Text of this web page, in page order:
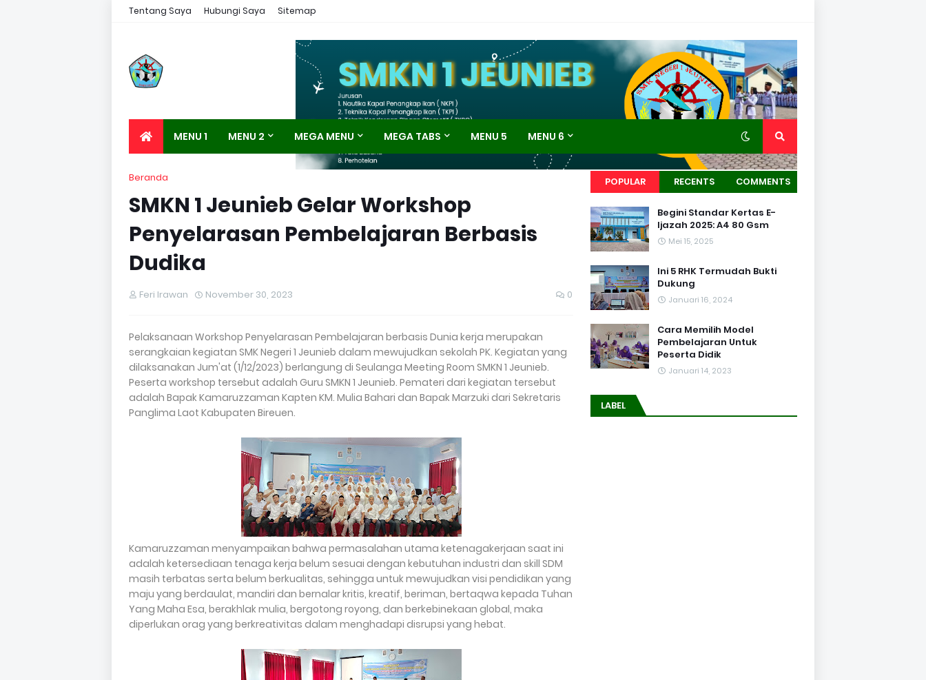
Tentang Saya Hubungi Saya Sitemap
MENU 1 MENU 2 MEGA MENU MEGA TABS MENU 5 MENU 6
Beranda
SMKN 1 Jeunieb Gelar Workshop
Penyelarasan Pembelajaran Berbasis
Dudika
Feri Irawan November 30, 2023 0
Pelaksanaan Workshop Penyelarasan Pembelajaran berbasis Dunia kerja merupakan
serangkaian kegiatan SMK Negeri 1 Jeunieb dalam mewujudkan sekolah PK. Kegiatan yang
dilaksanakan Jum'at (1/12/2023) berlangung di Seulanga Meeting Room SMKN 1 Jeunieb.
Peserta workshop tersebut adalah Guru SMKN 1 Jeunieb. Pemateri dari kegiatan tersebut
adalah Bapak Kamaruzzaman Kapten KM. Mulia Bahari dan Bapak Marzuki dari Sekretaris
Panglima Laot Kabupaten Bireuen.
Kamaruzzaman menyampaikan bahwa permasalahan utama ketenagakerjaan saat ini
adalah ketersediaan tenaga kerja belum sesuai dengan kebutuhan industri dan skill SDM
masih terbatas serta belum berkualitas, sehingga untuk mewujudkan visi pendidikan yang
maju yang berdaulat, mandiri dan bernalar kritis, kreatif, beriman, bertaqwa kepada Tuhan
Yang Maha Esa, berakhlak mulia, bergotong royong, dan berkebinekaan global, maka
diperlukan orag yang berkreativitas dalam menghadapi disrupsi yang hebat.
POPULAR RECENTS COMMENTS
Begini Standar Kertas E-
Ijazah 2025: A4 80 Gsm
Mei 15, 2025
Ini 5 RHK Termudah Bukti
Dukung
Januari 16, 2024
Cara Memilih Model
Pembelajaran Untuk
Peserta Didik
Januari 14, 2023
LABEL